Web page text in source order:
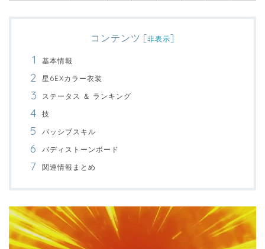
コンテンツ [非表示]
基本情報
星6EXカラー衣装
ステータス ＆ ランキング
技
パッシブスキル
バディストーンボード
関連情報まとめ